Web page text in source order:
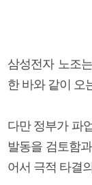
삼성전자 노조
한 바와 같이 오
다만 정부가 파
발동을 검토함
어서 극적 타결